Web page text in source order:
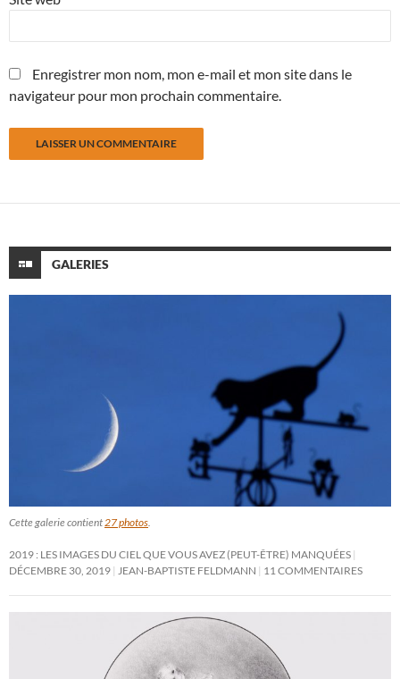
Enregistrer mon nom, mon e-mail et mon site dans le
navigateur pour mon prochain commentaire.
GALERIES
Cette galerie contient 27 photos
2019 : LES IMAGES DU CIEL QUE VOUS AVEZ (PEUT-ÊTRE) MANQUÉES
DÉCEMBRE 30, 2019
JEAN-BAPTISTE FELDMANN 11 COMMENTAIRES